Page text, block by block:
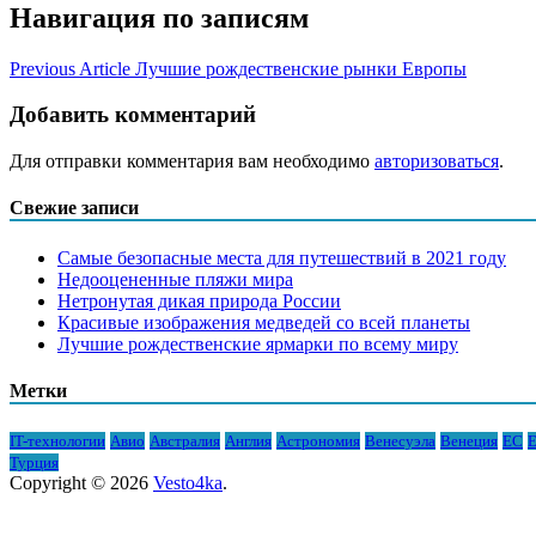
Навигация по записям
Previous Article Лучшие рождественские рынки Европы
Добавить комментарий
Для отправки комментария вам необходимо авторизоваться.
Свежие записи
Самые безопасные места для путешествий в 2021 году
Недооцененные пляжи мира
Нетронутая дикая природа России
Красивые изображения медведей со всей планеты
Лучшие рождественские ярмарки по всему миру
Метки
IT-технологии Авио Австралия Англия Астрономия Венесуэла Венеция ЕС
Турция
Copyright © 2026 Vesto4ka.